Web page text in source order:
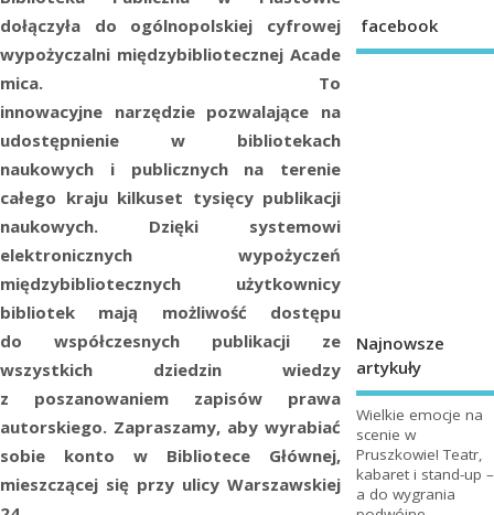
dołączyła do ogólnopolskiej cyfrowej
wypożyczalni międzybibliotecznej Acade
mica. To
innowacyjne narzędzie pozwalające na
udostępnienie w bibliotekach
naukowych i publicznych na terenie
całego kraju kilkuset tysięcy publikacji
naukowych. Dzięki systemowi
elektronicznych wypożyczeń
międzybibliotecznych użytkownicy
bibliotek mają możliwość dostępu
do współczesnych publikacji ze
wszystkich dziedzin wiedzy
z poszanowaniem zapisów prawa
autorskiego. Zapraszamy, aby wyrabiać
sobie konto w Bibliotece Głównej,
mieszczącej się przy ulicy Warszawskiej
facebook
Najnowsze
artykuły
Wielkie emocje na
scenie w
Pruszkowie! Teatr,
kabaret i stand-up –
a do wygrania